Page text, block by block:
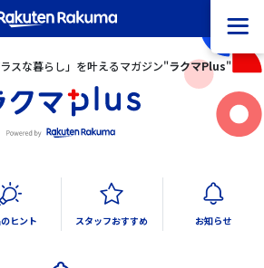
スな暮らし」を叶えるマガジン"ラクマPlus"
ヒント スタッフおすすめ お知らせ